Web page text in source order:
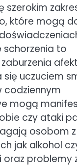
szerokim
które mogą
schorzenia to
uczuciem
codziennym
mogą
czy ataki
osobom
jak alkohol